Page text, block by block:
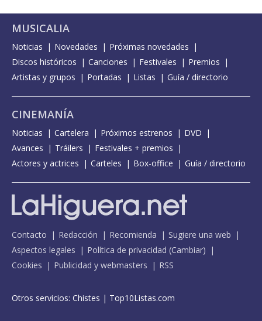
MUSICALIA
Noticias Novedades
Próximas novedades
Discos históricos
Canciones Festivales
Premios
Artistas y grupos
Portadas Listas Guía / directorio
CINEMANÍA
Noticias Cartelera Próximos estrenos
DVD
Avances
Tráilers
Festivales + premios
Actores y actrices
Carteles Box-office Guía / directorio
Contacto Redacción Recomienda
Sugiere una web
Aspectos legales
Política de privacidad (Cambiar)
Cookies
Publicidad y webmasters RSS
Otros servicios: Chistes | Top10Listas.com